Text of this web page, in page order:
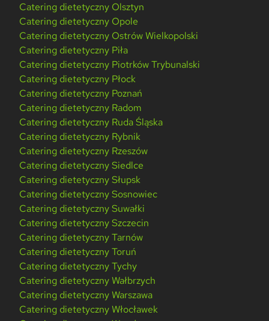
Catering dietetyczny Olsztyn
Catering dietetyczny Opole
Catering dietetyczny Ostrów Wielkopolski
Catering dietetyczny Piła
Catering dietetyczny Piotrków Trybunalski
Catering dietetyczny Płock
Catering dietetyczny Poznań
Catering dietetyczny Radom
Catering dietetyczny Ruda Śląska
Catering dietetyczny Rybnik
Catering dietetyczny Rzeszów
Catering dietetyczny Siedlce
Catering dietetyczny Słupsk
Catering dietetyczny Sosnowiec
Catering dietetyczny Suwałki
Catering dietetyczny Szczecin
Catering dietetyczny Tarnów
Catering dietetyczny Toruń
Catering dietetyczny Tychy
Catering dietetyczny Wałbrzych
Catering dietetyczny Warszawa
Catering dietetyczny Włocławek